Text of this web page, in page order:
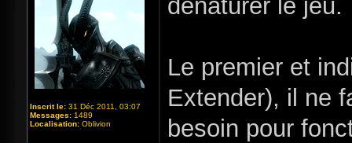
Inscrit le: 31 Déc 2011, 03:07
Messages: 1489
Localisation: Oblivion
dénaturer le jeu.
Le premier et
Extender), il ne
besoin pour